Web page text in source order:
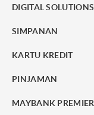
DIGITAL SOLUTIONS
SIMPANAN
KARTU KREDIT
PINJAMAN
MAYBANK PREMIER